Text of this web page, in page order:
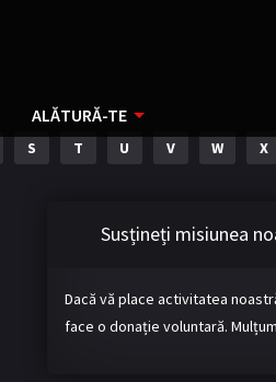
ALĂTURĂ-TE
S T U V W X
Susțineți misiunea
Dacă vă place activitatea
face o donație voluntară.